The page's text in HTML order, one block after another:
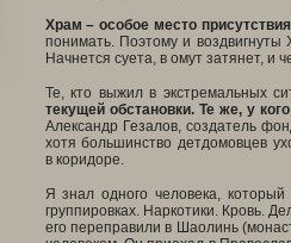
Храм – особое место
понимать. Поэтому и
Начнется суета, в омут затянет, и
Те, кто выжил в экстремальных
текущей обстановки. Те же, у
Александр Гезалов, создатель
хотя большинство детдомовцев
в коридоре.
Я знал одного человека,
группировках. Наркотики. Кровь.
его переправили в Шаолинь